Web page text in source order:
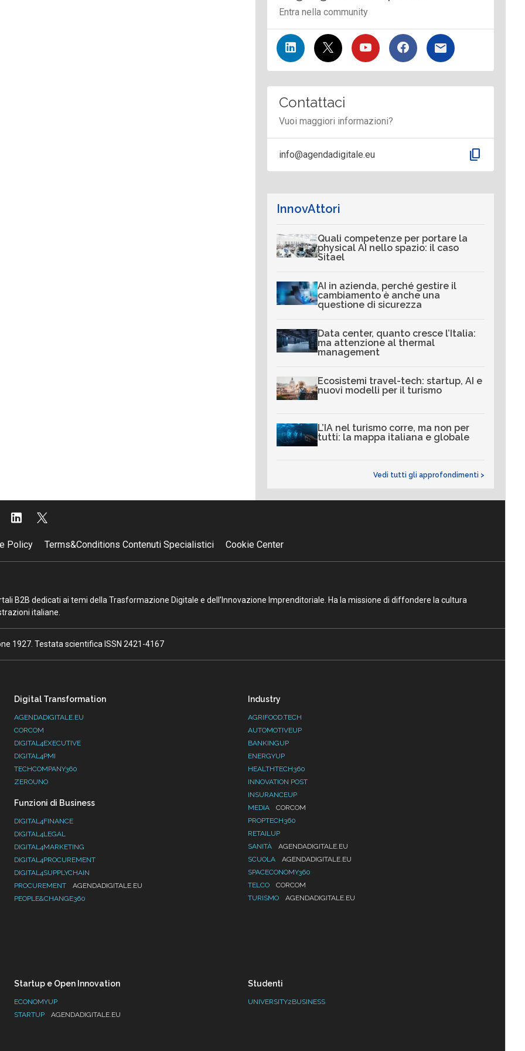
Entra nella community
Contattaci
Vuoi maggiori informazioni?
info@agendadigitale.eu content_copy
InnovAttori
Quali competenze per portare la
physical AI nello spazio: il caso
Sitael
AI in azienda, perché gestire il
cambiamento è anche una
questione di sicurezza
Data center, quanto cresce l’Italia:
ma attenzione al thermal
management
Ecosistemi travel-tech: startup, AI e
nuovi modelli per il turismo
L’IA nel turismo corre, ma non per
tutti: la mappa italiana e globale
Vedi tutti gli approfondimenti >
Policy Terms&Conditions Contenuti Specialistici Cookie Center
B2B dedicati ai temi della Trasformazione Digitale e dell’Innovazione Imprenditoriale. Ha la missione di diffondere la cultura
italiane.
1927. Testata scientifica ISSN 2421-4167
Digital Transformation
AGENDADIGITALE.EU
CORCOM
DIGITAL4EXECUTIVE
DIGITAL4PMI
TECHCOMPANY360
ZEROUNO
Funzioni di Business
DIGITAL4FINANCE
DIGITAL4LEGAL
DIGITAL4MARKETING
DIGITAL4PROCUREMENT
DIGITAL4SUPPLYCHAIN
PROCUREMENT
AGENDADIGITALE.EU
PEOPLE&CHANGE360
Industry
AGRIFOOD.TECH
AUTOMOTIVEUP
BANKINGUP
ENERGYUP
HEALTHTECH360
INNOVATION POST
INSURANCEUP
MEDIA
CORCOM
PROPTECH360
RETAILUP
SANITÀ
AGENDADIGITALE.EU
SCUOLA
AGENDADIGITALE.EU
SPACECONOMY360
TELCO
CORCOM
TURISMO
AGENDADIGITALE.EU
Startup e Open Innovation
ECONOMYUP
STARTUP
AGENDADIGITALE.EU
Studenti
UNIVERSITY2BUSINESS